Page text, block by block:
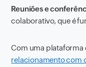
Reuniões e
colaborativo, que é
Com uma plataforma
relacionamento com